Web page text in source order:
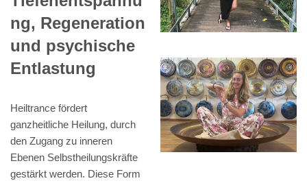
ng, Regeneration
und psychische
Entlastung
Heiltrance fördert
ganzheitliche Heilung, durch
den Zugang zu inneren
Ebenen Selbstheilungskräfte
gestärkt werden. Diese Form